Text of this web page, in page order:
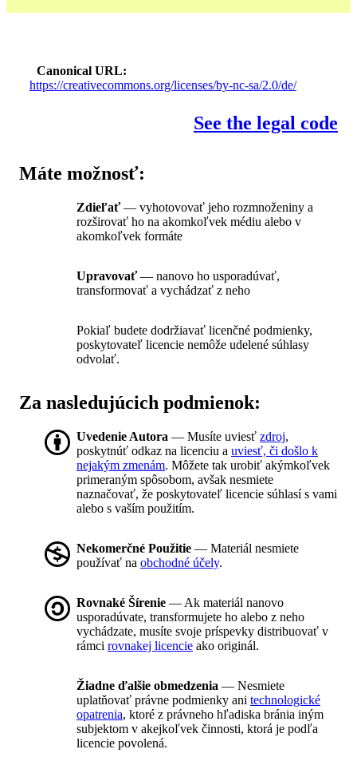
Canonical URL
https://creativecommons.org/licenses/by-nc-sa/2.0/de/
See the legal code
Máte možnosť:
Zdieľať— vyhotovovať jeho rozmnoženiny a
rozširovať ho na akomkoľvek médiu alebo v
akomkoľvek formáte
Upravovať— nanovo ho usporadúvať,
transformovať a vychádzať z neho
Pokiaľ budete dodržiavať licenčné podmienky,
poskytovateľ licencie nemôže udelené súhlasy
odvolať.
Za nasledujúcich podmienok:
Uvedenie Autora — Musíte uviesť zdroj,
poskytnúť odkaz na licenciu a uviesť, či došlo k
nejakým zmenám. Môžete tak urobiť akýmkoľvek
primeraným spôsobom, avšak nesmiete
naznačovať, že poskytovateľ licencie súhlasí s vami
alebo s vaším použitím.
Nekomerčné Použitie — Materiál nesmiete
používať na obchodné účely.
Rovnaké Šírenie — Ak materiál nanovo
usporadúvate, transformujete ho alebo z neho
vychádzate, musíte svoje príspevky distribuovať v
rámci rovnakej licencie ako originál.
Žiadne ďalšie obmedzenia — Nesmiete
uplatňovať právne podmienky ani technologické
opatrenia, ktoré z právneho hľadiska bránia iným
subjektom v akejkoľvek činnosti, ktorá je podľa
licencie povolená.